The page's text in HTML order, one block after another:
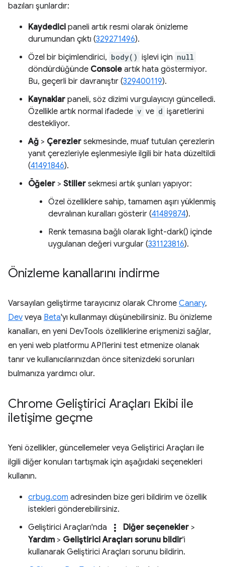
bazıları şunlardır:
Kaydedici paneli artık resmi olarak önizleme
durumundan çıktı (329271496).
Özel bir biçimlendirici, body() işlevi için null
döndürdüğünde Console artık hata göstermiyor.
Bu, geçerli bir davranıştır (329400119).
Kaynaklar paneli, söz dizimi vurgulayıcıyı güncelledi.
Özellikle artık normal ifadede v ve d işaretlerini
destekliyor.
Ağ > Çerezler sekmesinde, muaf tutulan çerezlerin
yanıt çerezleriyle eşlenmesiyle ilgili bir hata düzeltildi
(41491846).
Öğeler > Stiller sekmesi artık şunları yapıyor:
Özel özelliklere sahip, tamamen aşırı yüklenmiş
devralınan kuralları gösterir (41489874).
Renk temasına bağlı olarak light-dark() içinde
uygulanan değeri vurgular (331123816).
Önizleme kanallarını indirme
Varsayılan geliştirme tarayıcınız olarak Chrome Canary,
Dev veya Beta'yı kullanmayı düşünebilirsiniz. Bu önizleme
kanalları, en yeni DevTools özelliklerine erişmenizi sağlar,
en yeni web platformu API'lerini test etmenize olanak
tanır ve kullanıcılarınızdan önce sitenizdeki sorunları
bulmanıza yardımcı olur.
Chrome Geliştirici Araçları Ekibi ile
iletişime geçme
Yeni özellikler, güncellemeler veya Geliştirici Araçları ile
ilgili diğer konuları tartışmak için aşağıdaki seçenekleri
kullanın.
crbug.com adresinden bize geri bildirim ve özellik
istekleri gönderebilirsiniz.
Geliştirici Araçları'nda
more_vert Diğer seçenekler >
Yardım > Geliştirici Araçları sorunu bildir'i
kullanarak Geliştirici Araçları sorunu bildirin.